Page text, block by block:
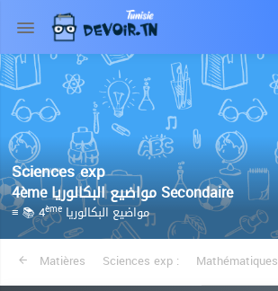
Sciences exp
4ème مواضيع البكالوريا Secondaire
≡ 📚 4ème مواضيع البكالوريا
Matières Sciences exp : Mathématiques